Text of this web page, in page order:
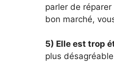
parler de
bon marché,
5) Elle est trop
plus